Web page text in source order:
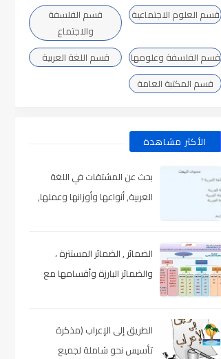
قسم العلوم الاجتماعية
قسم الفلسفة
والاجتماع
قسم الفلسفة وعلومها
قسم اللغة العربية
قسم المكتبة العامة
الأكثر مشاهدة
بحث عن المشتقات في اللغة
العربية, أنواعها وأوزانها وعملها,
الضمائر , الضمائر المستترة ،
والضمائر البارزة وأقسامها مع
الطريق إلى الإعراب (مذكرة
تأسيس نحو شاملة لجميع